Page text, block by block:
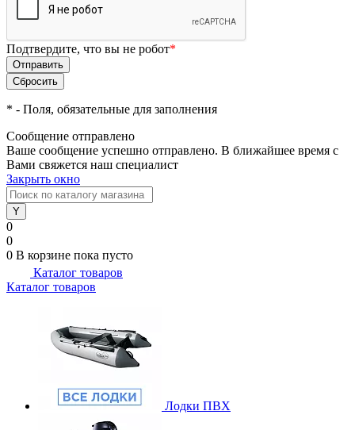
Подтвердите, что вы не робот*
* - Поля, обязательные для заполнения
Сообщение отправлено
Ваше сообщение успешно отправлено. В ближайшее время с
Вами свяжется наш специалист
Закрыть окно
0
0
0 В корзине пока пусто
Каталог товаров
Каталог товаров
Лодки ПВХ